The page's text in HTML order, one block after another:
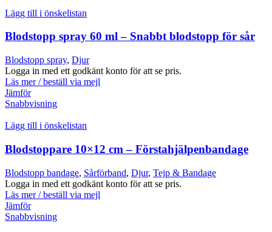
Lägg till i önskelistan
Blodstopp spray 60 ml – Snabbt blodstopp för sår
Blodstopp spray, Djur
Logga in med ett godkänt konto för att se pris.
Läs mer / beställ via mejl
Jämför
Snabbvisning
Lägg till i önskelistan
Blodstoppare 10×12 cm – Förstahjälpenbandage
Blodstopp bandage, Sårförband, Djur, Tejp & Bandage
Logga in med ett godkänt konto för att se pris.
Läs mer / beställ via mejl
Jämför
Snabbvisning